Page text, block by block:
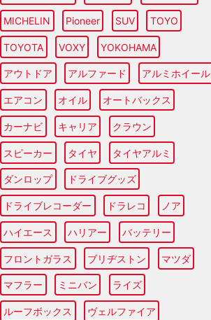
MICHELIN Pioneer SUV TOYO
TOYOTA VOXY YOKOHAMA
アウトドア アルファード アルミホイール
エアコン オイル オートバックス
カーナビ キャリア クラウン
スピーカー タイヤ タイヤアルミ
ダンロップ ドライブグッズ
ドライブレコーダー ドラレコ ノア
ハイエース ハリアー バッテリー
フロントガラス ブリヂストン マツダ
マフラー ミニバン ライズ
ルーフボックス ヴェルファイア